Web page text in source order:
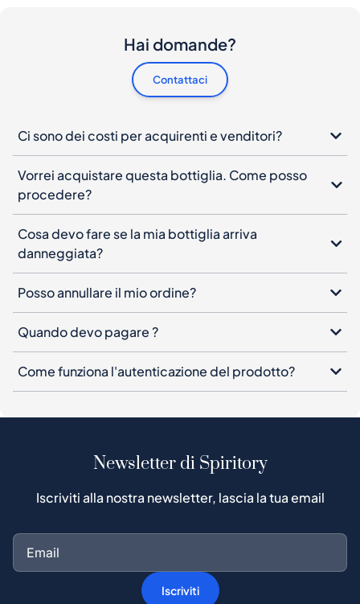
Hai domande?
Contattaci
Ci sono dei costi per acquirenti e venditori?
Vorrei acquistare questa bottiglia. Come posso
procedere?
Cosa devo fare se la mia bottiglia arriva
danneggiata?
Posso annullare il mio ordine?
Quando devo pagare ?
Come funziona l'autenticazione del prodotto?
Newsletter di Spiritory
Iscriviti alla nostra newsletter, lascia la tua email
Iscriviti